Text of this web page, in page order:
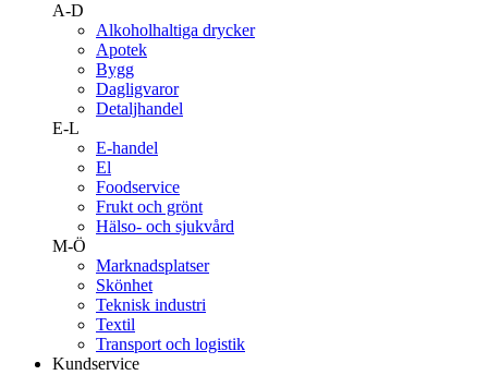
A-D
Alkoholhaltiga drycker
Apotek
Bygg
Dagligvaror
Detaljhandel
E-L
E-handel
El
Foodservice
Frukt och grönt
Hälso- och sjukvård
M-Ö
Marknadsplatser
Skönhet
Teknisk industri
Textil
Transport och logistik
Kundservice